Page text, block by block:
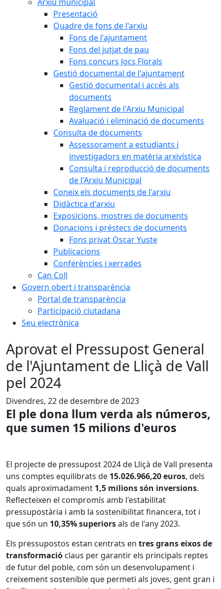
Presentació
Quadre de fons de l'arxiu
Fons de l'ajuntament
Fons del jutjat de pau
Fons concurs Jocs Florals
Gestió documental de l'ajuntament
Gestió documental i accés als
documents
Reglament de l'Arxiu Municipal
Avaluació i eliminació de documents
Consulta de documents
Assessorament a estudiants i
investigadors en matèria arxivística
Consulta i reproducció de documents
de l'Arxiu Municipal
Coneix els documents de l'arxiu
Didàctica d'arxiu
Exposicions, mostres de documents
Donacions i préstecs de documents
Fons privat Oscar Yuste
Publicacions
Conferències i xerrades
Can Coll
Govern obert i transparència
Portal de transparència
Participació ciutadana
Seu electrònica
Aprovat el Pressupost General
de l'Ajuntament de Lliçà de Vall
pel 2024
Divendres, 22 de desembre de 2023
El ple dona llum verda als números,
que sumen 15 milions d'euros
El projecte de pressupost 2024 de Lliçà de Vall presenta
uns comptes equilibrats de 15.026.966,20 euros, dels
quals aproximadament 1,5 milions són inversions.
Reflecteixen el compromís amb l'estabilitat
pressupostària i amb la sostenibilitat financera, tot i
que són un 10,35% superiorsals de l'any 2023.
Els pressupostos estan centrats en tres grans eixos de
transformació claus per garantir els principals reptes
de futur del poble, com són un desenvolupament i
creixement sostenible que permeti als joves, gent gran i